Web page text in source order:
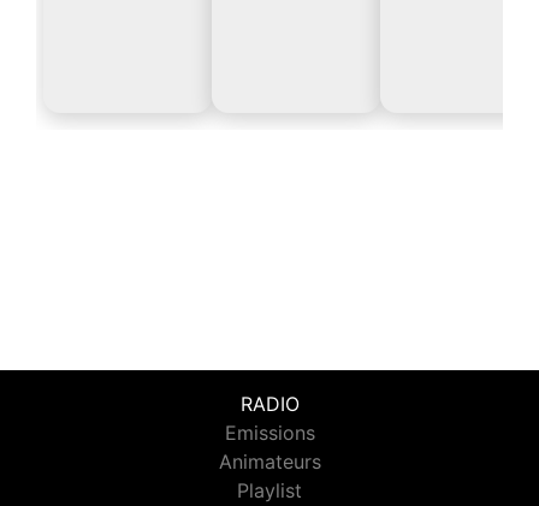
RADIO
Emissions
Animateurs
Playlist